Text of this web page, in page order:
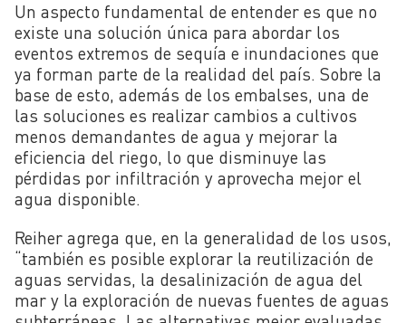
Un aspecto fundamental de entender es que no
existe una solución única para abordar los
eventos extremos de sequía e inundaciones que
ya forman parte de la realidad del país. Sobre la
base de esto, además de los embalses, una de
las soluciones es realizar cambios a cultivos
menos demandantes de agua y mejorar la
eficiencia del riego, lo que disminuye las
pérdidas por infiltración y aprovecha mejor el
agua disponible.
Reiher agrega que, en la generalidad de los usos,
“también es posible explorar la reutilización de
aguas servidas, la desalinización de agua del
mar y la exploración de nuevas fuentes de aguas